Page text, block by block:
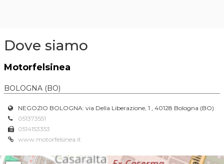
Dove siamo
Motorfelsinea
BOLOGNA (BO)
NEGOZIO BOLOGNA: via Della Liberazione, 1 , 40128 Bologna (BO)
051373551
0514153353
www.motorfelsinea.it